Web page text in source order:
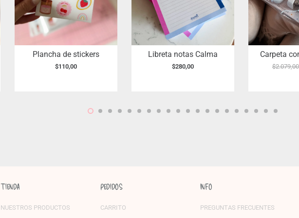
Plancha de stickers
$110,00
Libreta notas Calma
$280,00
Carpeta
$2.079,00
TIENDA
NUESTROS PRODUCTOS
PEDIDOS
CARRITO
INFO
PREGUNTAS FRECUENTES